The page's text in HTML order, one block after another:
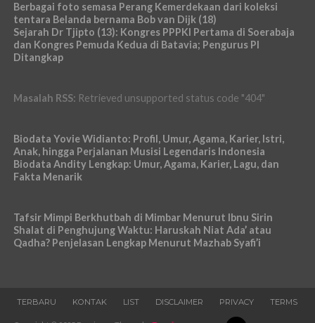
Berbagai foto semasa Perang Kemerdekaan dari koleksi
tentara Belanda bernama Bob van Dijk (18)
Sejarah Dr Tjipto (13): Kongres PPPKI Pertama di Soerabaja
dan Kongres Pemuda Kedua di Batavia; Pengurus PI
Ditangkap
Masalah RSS: Retrieved unsupported status code "404"
Biodata Yovie Widianto: Profil, Umur, Agama, Karier, Istri,
Anak, hingga Perjalanan Musisi Legendaris Indonesia
Biodata Andity Lengkap: Umur, Agama, Karier, Lagu, dan
Fakta Menarik
Tafsir Mimpi Berkhutbah di Mimbar Menurut Ibnu Sirin
Shalat di Penghujung Waktu: Haruskah Niat Ada’ atau
Qadha? Penjelasan Lengkap Menurut Mazhab Syafi’i
TERBARU KONTAK LIST DISCLAIMER PRIVACY TERMS